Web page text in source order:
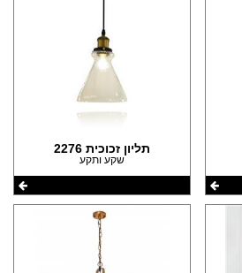
תליון זכוכית 2276
שקע ותקע